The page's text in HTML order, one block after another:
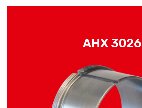
AHX 3026